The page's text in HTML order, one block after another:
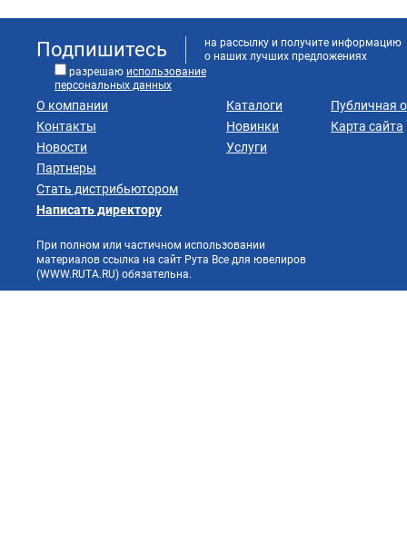
Подпишитесь
на рассылку и получите информацию
о наших лучших предложениях
разрешаю использование
персональных данных
О компании
Контакты
Новости
Партнеры
Стать дистрибьютором
Каталоги
Новинки
Услуги
Публичная
Карта сайта
Написать директору
При полном или частичном использовании
материалов ссылка на сайт Рута Все для ювелиров
(WWW.RUTA.RU) обязательна.